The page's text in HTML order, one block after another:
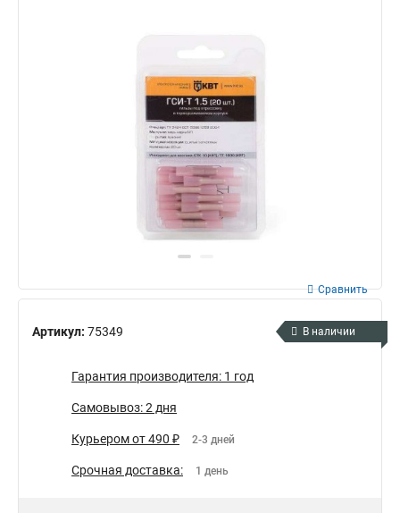
Артикул: 75349
Сравнить
В наличии
Гарантия производителя: 1 год
Самовывоз: 2 дня
Курьером от 490 ₽ 2-3 дней
Срочная доставка: 1 день